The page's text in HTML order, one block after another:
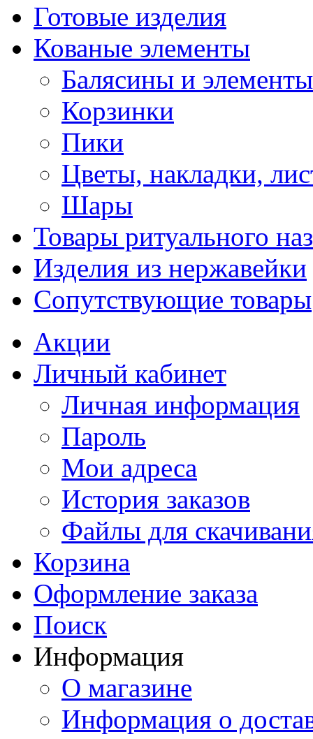
Готовые изделия
Кованые элементы
Балясины и
Корзинки
Пики
Цветы, накладки,
Шары
Товары ритуального
Изделия из нержавейки
Сопутствующие товары
Акции
Личный кабинет
Личная информация
Пароль
Мои адреса
История заказов
Файлы для
Корзина
Оформление заказа
Поиск
Информация
О магазине
Информация о